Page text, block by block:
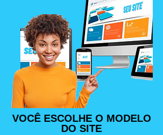
VOCÊ ESCOLHE O MODELO
DO SITE